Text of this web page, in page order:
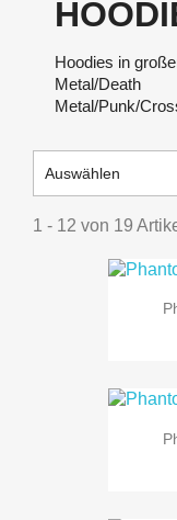
Hoodies in
Metal/Death
Metal/Punk/
Auswählen
1 - 12 von 19